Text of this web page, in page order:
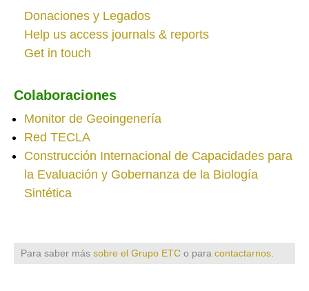
Donaciones y Legados
Help us access journals & reports
Get in touch
Colaboraciones
Monitor de Geoingenería
Red TECLA
Construcción Internacional de Capacidades para
la Evaluación y Gobernanza de la Biología
Sintética
Para saber más sobre el Grupo ETC o para contactarnos